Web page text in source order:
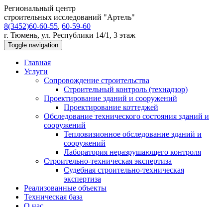
Региональный центр
строительных исследований "Артель"
8(3452)60-60-55, 60-59-60
г. Тюмень, ул. Республики 14/1, 3 этаж
Toggle navigation
Главная
Услуги
Сопровождение строительства
Строительный контроль (технадзор)
Проектирование зданий и сооружений
Проектирование коттеджей
Обследование технического состояния зданий и
сооружений
Тепловизионное обследование зданий и
сооружений
Лаборатория неразрушающего контроля
Строительно-техническая экспертиза
Судебная строительно-техническая
экспертиза
Реализованные объекты
Техническая база